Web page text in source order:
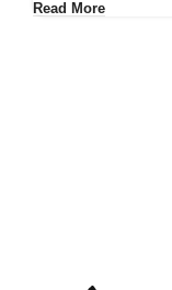
Read More